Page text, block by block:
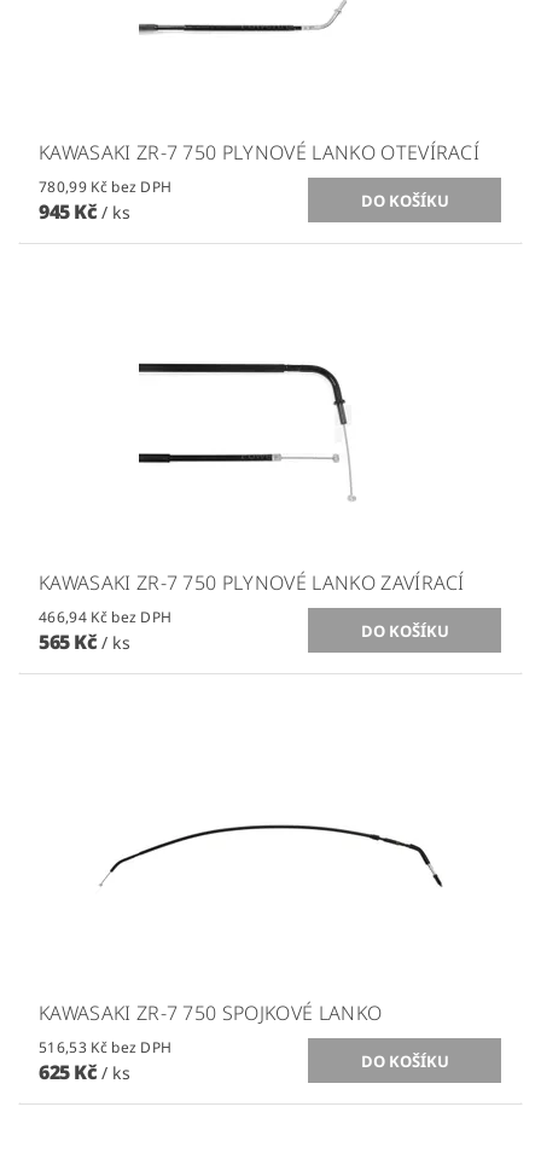
KAWASAKI ZR-7 750 PLYNOVÉ LANKO OTEVÍRACÍ
780,99 Kč bez DPH
945 Kč / ks
KAWASAKI ZR-7 750 PLYNOVÉ LANKO ZAVÍRACÍ
466,94 Kč bez DPH
565 Kč / ks
KAWASAKI ZR-7 750 SPOJKOVÉ LANKO
516,53 Kč bez DPH
625 Kč / ks